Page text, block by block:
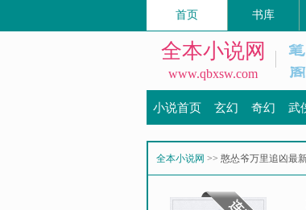
首页 书库
全本小说网
www.qbxsw.com
小说首页 玄幻 奇幻 武
全本小说网 >> 憨怂爷万里追凶最